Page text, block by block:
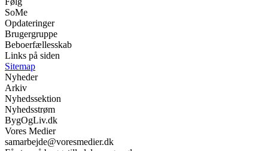
SoMe
Opdateringer
Brugergruppe
Beboerfællesskab
Links på siden
Sitemap
Nyheder
Arkiv
Nyhedssektion
Nyhedsstrøm
BygOgLiv.dk
Vores Medier
samarbejde@voresmedier.dk